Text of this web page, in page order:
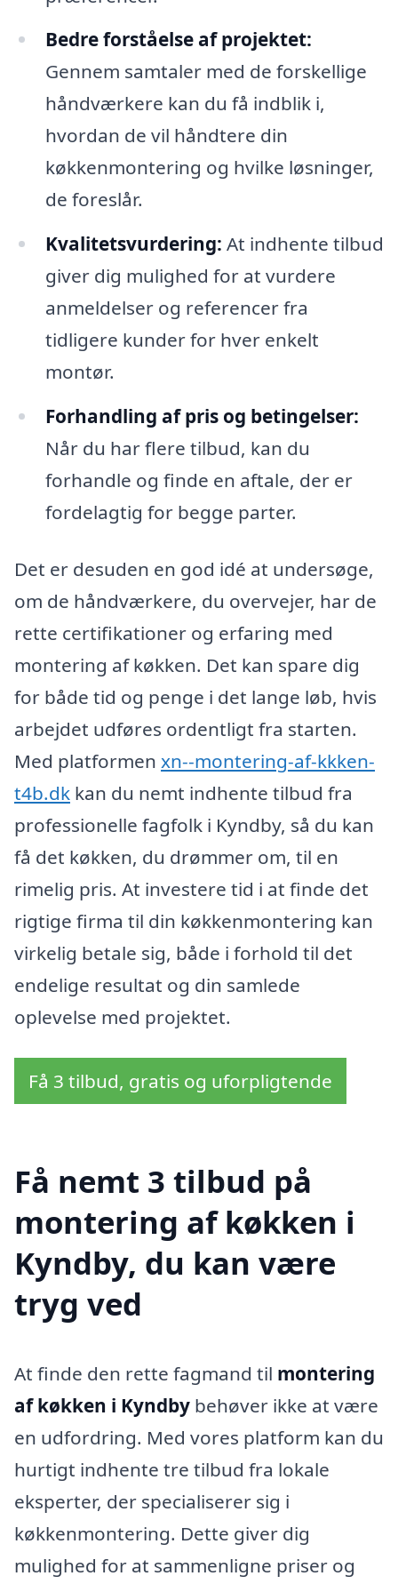
Bedre forståelse af projektet:
Gennem samtaler med de forskellige
håndværkere kan du få indblik i,
hvordan de vil håndtere din
køkkenmontering og hvilke løsninger,
de foreslår.
Kvalitetsvurdering: At indhente tilbud
giver dig mulighed for at vurdere
anmeldelser og referencer fra
tidligere kunder for hver enkelt
montør.
Forhandling af pris og betingelser:
Når du har flere tilbud, kan du
forhandle og finde en aftale, der er
fordelagtig for begge parter.
Det er desuden en god idé at undersøge,
om de håndværkere, du overvejer, har de
rette certifikationer og erfaring med
montering af køkken. Det kan spare dig
for både tid og penge i det lange løb, hvis
arbejdet udføres ordentligt fra starten.
Med platformen xn--montering-af-kkken-
t4b.dk kan du nemt indhente tilbud fra
professionelle fagfolk i Kyndby, så du kan
få det køkken, du drømmer om, til en
rimelig pris. At investere tid i at finde det
rigtige firma til din køkkenmontering kan
virkelig betale sig, både i forhold til det
endelige resultat og din samlede
oplevelse med projektet.
Få 3 tilbud, gratis og uforpligtende
Få nemt 3 tilbud på
montering af køkken i
Kyndby, du kan være
tryg ved
At finde den rette fagmand til montering
af køkken i Kyndby behøver ikke at være
en udfordring. Med vores platform kan du
hurtigt indhente tre tilbud fra lokale
eksperter, der specialiserer sig i
køkkenmontering. Dette giver dig
mulighed for at sammenligne priser og